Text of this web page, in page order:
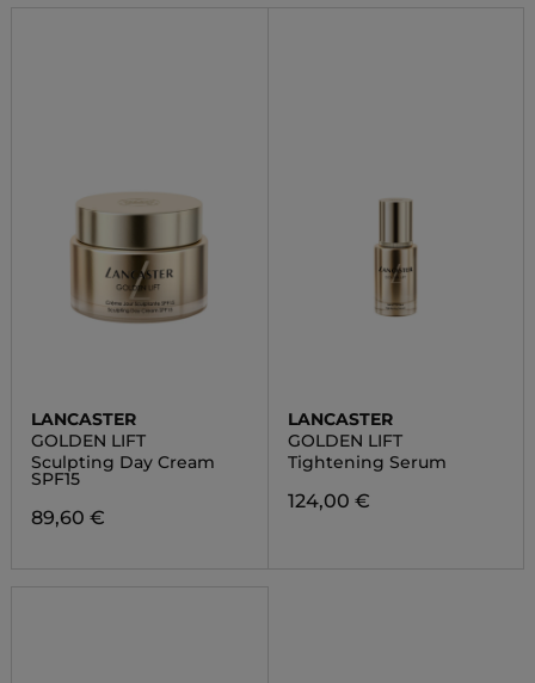
LANCASTER
GOLDEN LIFT
Sculpting Day Cream
SPF15
89,60 €
LANCASTER
GOLDEN LIFT
Tightening Serum
124,00 €